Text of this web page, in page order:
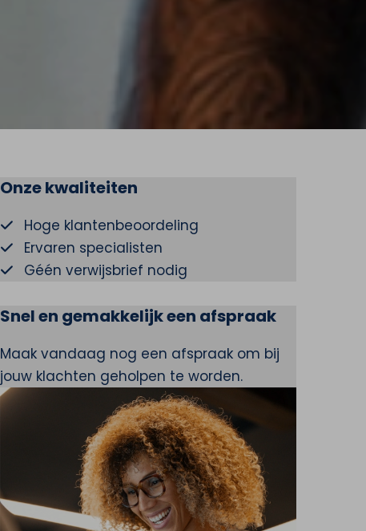
Onze kwaliteiten
Hoge klantenbeoordeling
Ervaren specialisten
Géén verwijsbrief nodig
Snel en gemakkelijk een afspraak
Maak vandaag nog een afspraak om bij
jouw klachten geholpen te worden.